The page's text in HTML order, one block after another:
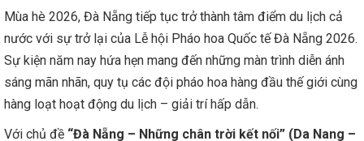
Mùa hè 2026, Đà Nẵng tiếp tục trở thành tâm điểm du lịch cả
nước với sự trở lại của Lễ hội Pháo hoa Quốc tế Đà Nẵng 2026.
Sự kiện năm nay hứa hẹn mang đến những màn trình diễn ánh
sáng mãn nhãn, quy tụ các đội pháo hoa hàng đầu thế giới cùng
hàng loạt hoạt động du lịch – giải trí hấp dẫn.
Với chủ đề “Đà Nẵng – Những chân trời kết nối” (Da Nang –